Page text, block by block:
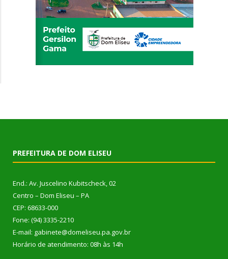
PREFEITURA DE DOM ELISEU
End.: Av. Juscelino Kubitscheck, 02
Centro – Dom Eliseu – PA
CEP: 68633-000
Fone: (94) 3335-2210
E-mail: gabinete@domeliseu.pa.gov.br
Horário de atendimento: 08h às 14h